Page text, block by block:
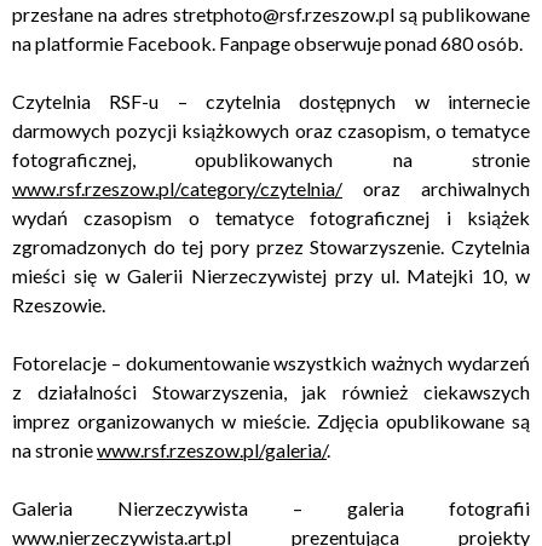
przesłane na adres stretphoto@rsf.rzeszow.pl są publikowane
na platformie Facebook. Fanpage obserwuje ponad 680 osób.
Czytelnia RSF-u – czytelnia dostępnych w internecie
darmowych pozycji książkowych oraz czasopism, o tematyce
fotograficznej, opublikowanych na stronie
www.rsf.rzeszow.pl/category/czytelnia/ oraz archiwalnych
wydań czasopism o tematyce fotograficznej i książek
zgromadzonych do tej pory przez Stowarzyszenie. Czytelnia
mieści się w Galerii Nierzeczywistej przy ul. Matejki 10, w
Rzeszowie.
Fotorelacje – dokumentowanie wszystkich ważnych wydarzeń
z działalności Stowarzyszenia, jak również ciekawszych
imprez organizowanych w mieście. Zdjęcia opublikowane są
na stroniewww.rsf.rzeszow.pl/galeria/.
Galeria Nierzeczywista – galeria fotografii
www.nierzeczywista.art.pl prezentująca projekty